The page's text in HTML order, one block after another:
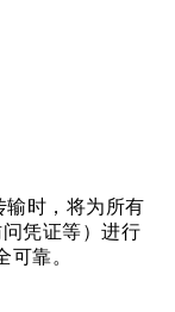
输时，将为所有
凭证等）进行
可靠。